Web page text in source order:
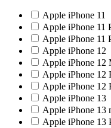
Apple iPhone 11
Apple iPhone 11
Apple iPhone 11
Apple iPhone 12
Apple iPhone 12
Apple iPhone 12
Apple iPhone 12
Apple iPhone 13
Apple iPhone 13
Apple iPhone 13